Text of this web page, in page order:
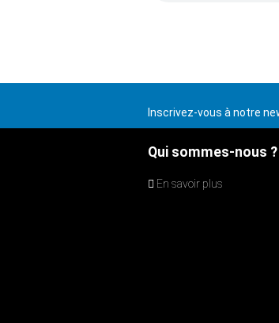
Inscrivez-vous à notre
Qui sommes-nous ?
En savoir plus